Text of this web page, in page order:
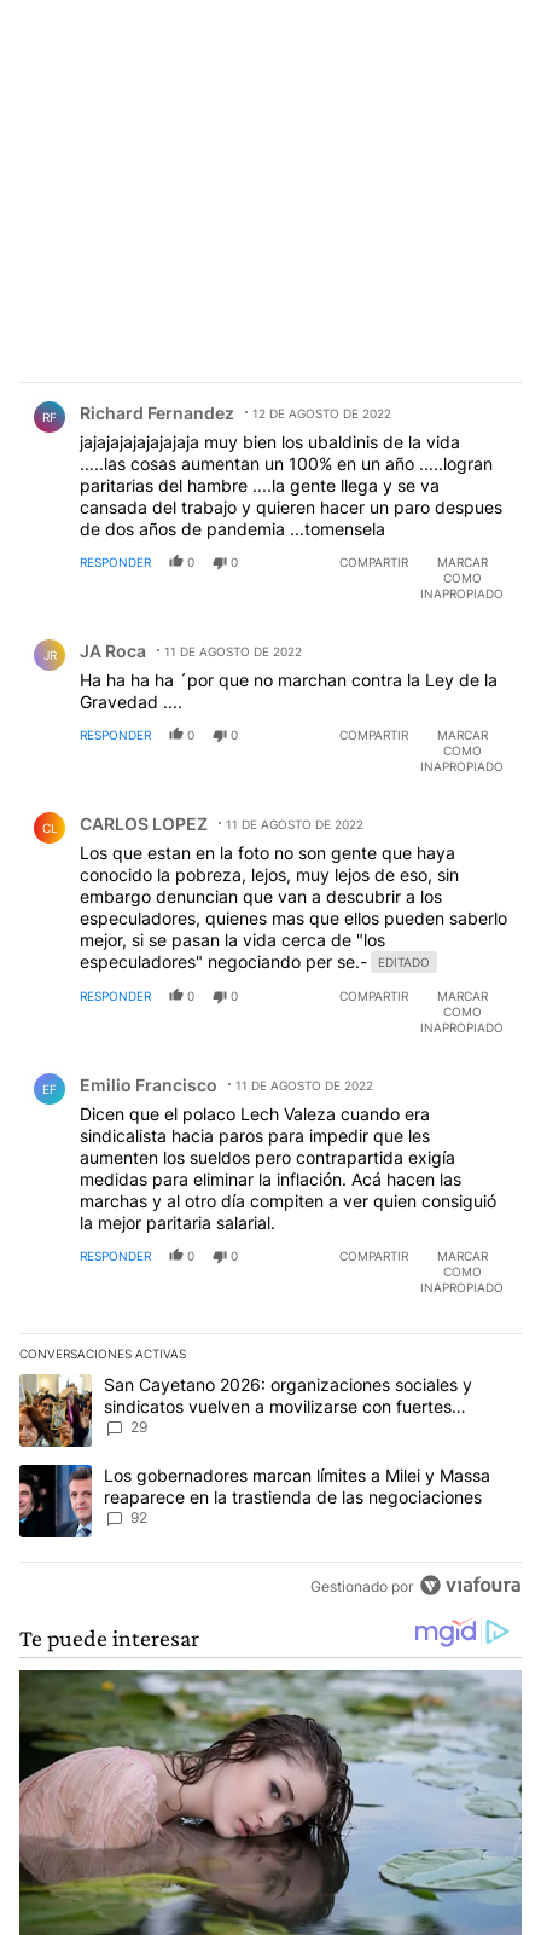
RF Richard Fernandez 12 DE AGOSTO DE 2022
jajajajajajajajaja muy bien los ubaldinis de la vida
.....las cosas aumentan un 100% en un año .....logran
paritarias del hambre ....la gente llega y se va
cansada del trabajo y quieren hacer un paro despues
de dos años de pandemia ...tomensela
RESPONDER 0 0 COMPARTIR
MARCAR
COMO
INAPROPIADO
JR JA Roca 11 DE AGOSTO DE 2022
Ha ha ha ha ´por que no marchan contra la Ley de la
Gravedad ....
RESPONDER 0 0 COMPARTIR
MARCAR
COMO
INAPROPIADO
CL CARLOS LOPEZ 11 DE AGOSTO DE 2022
Los que estan en la foto no son gente que haya
conocido la pobreza, lejos, muy lejos de eso, sin
embargo denuncian que van a descubrir a los
especuladores, quienes mas que ellos pueden saberlo
mejor, si se pasan la vida cerca de "los
especuladores" negociando per se.-
EDITADO
RESPONDER 0 0 COMPARTIR
MARCAR
COMO
INAPROPIADO
EF Emilio Francisco 11 DE AGOSTO DE 2022
Dicen que el polaco Lech Valeza cuando era
sindicalista hacia paros para impedir que les
aumenten los sueldos pero contrapartida exigía
medidas para eliminar la inflación. Acá hacen las
marchas y al otro día compiten a ver quien consiguió
la mejor paritaria salarial.
RESPONDER 0 0 COMPARTIR
MARCAR
COMO
INAPROPIADO
CONVERSACIONES ACTIVAS
Este listado muestra los artículos con más comentarios en los
Un artículo de tendencia con el título "San Cayetano 2026:
San Cayetano 2026: organizaciones sociales y
sindicatos vuelven a movilizarse con fuertes
reclamos al Gobierno
29
Un artículo de tendencia con el título "Los gobernadores marcan
Los gobernadores marcan límites a Milei y Massa
reaparece en la trastienda de las negociaciones
92
Gestionado por